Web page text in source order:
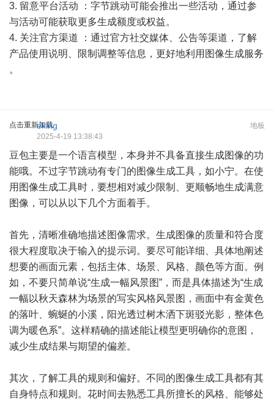
3. 留意平台活动 ：字节跳动可能会推出一些活动，通过参
与活动可能获取更多生成额度或权益。
4. 关注官方渠道 ：通过官方社交媒体、公告等渠道，了解
产品使用说明、限制调整等信息，更好地利用图像生成服务
。
点击重新加载 地板
eking
2025-4-19 13:38:43
豆包主要是一个语言模型，本身并不具备直接生成图像的功
能哦。不过字节跳动有专门的图像生成工具，如小宁。在使
用图像生成工具时，要想相对减少限制、更顺畅地生成满意
图像，可以从以下几个方面着手。
首先，清晰准确地描述图像需求。生成图像的质量和符合度
很大程度取决于输入的提示词。要尽可能详细、具体地阐述
想要的画面元素，包括主体、场景、风格、颜色等方面。例
如，不要只简单说“生成一幅风景图”，而是具体描述为“生成
一幅以秋天森林为场景的写实风格风景图，画面中有金黄色
的落叶、蜿蜒的小溪，阳光透过树木洒下斑驳光影，整体色
调为暖色系”。这样精确的描述能让模型更明确你的意图，
减少生成结果与期望的偏差。
其次，了解工具的规则和偏好。不同的图像生成工具都有其
自身特点和规则。花时间去熟悉工具所擅长的风格、能够处